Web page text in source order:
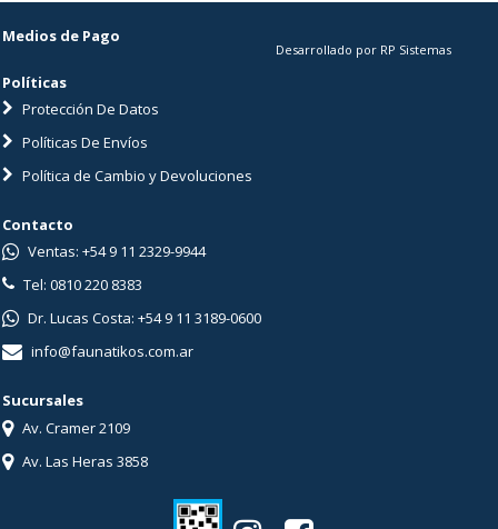
Medios de Pago
Políticas
Protección De Datos
Políticas De Envíos
Política de Cambio y Devoluciones
Desarrollado por RP Sistemas
Contacto
Ventas: +54 9 11 2329-9944
Tel: 0810 220 8383
Dr. Lucas Costa: +54 9 11 3189-0600
info@faunatikos.com.ar
Sucursales
Av. Cramer 2109
Av. Las Heras 3858